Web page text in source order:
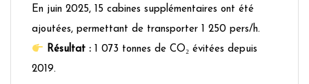
En juin 2025, 15 cabines supplémentaires ont été
ajoutées, permettant de transporter 1 250 pers/h.
Résultat : 1 073 tonnes de CO₂ évitées depuis
2019.